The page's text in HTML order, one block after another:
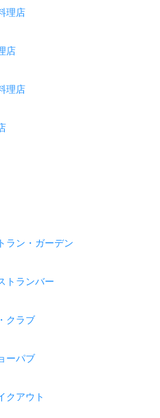
理店
店
理店
ラン・ガーデン
トランバー
クラブ
ーパブ
クアウト